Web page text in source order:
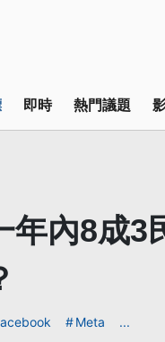
即時 熱門議題
年內8成3
Meta ...